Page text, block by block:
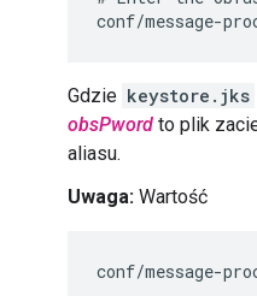
conf/message-
Gdzie keystore.jks
obsPword to plik
aliasu.
Uwaga: Wartość
conf/message-